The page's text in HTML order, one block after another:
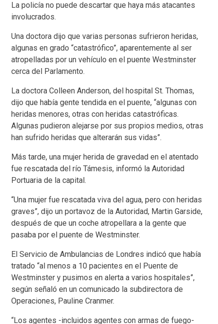
La policía no puede descartar que haya más atacantes
involucrados.
Una doctora dijo que varias personas sufrieron heridas,
algunas en grado “catastrófico”, aparentemente al ser
atropelladas por un vehículo en el puente Westminster
cerca del Parlamento.
La doctora Colleen Anderson, del hospital St. Thomas,
dijo que había gente tendida en el puente, “algunas con
heridas menores, otras con heridas catastróficas.
Algunas pudieron alejarse por sus propios medios, otras
han sufrido heridas que alterarán sus vidas”.
Más tarde, una mujer herida de gravedad en el atentado
fue rescatada del río Támesis, informó la Autoridad
Portuaria de la capital.
“Una mujer fue rescatada viva del agua, pero con heridas
graves”, dijo un portavoz de la Autoridad, Martin Garside,
después de que un coche atropellara a la gente que
pasaba por el puente de Westminster.
El Servicio de Ambulancias de Londres indicó que había
tratado “al menos a 10 pacientes en el Puente de
Westminster y pusimos en alerta a varios hospitales”,
según señaló en un comunicado la subdirectora de
Operaciones, Pauline Cranmer.
“Los agentes -incluidos agentes con armas de fuego-